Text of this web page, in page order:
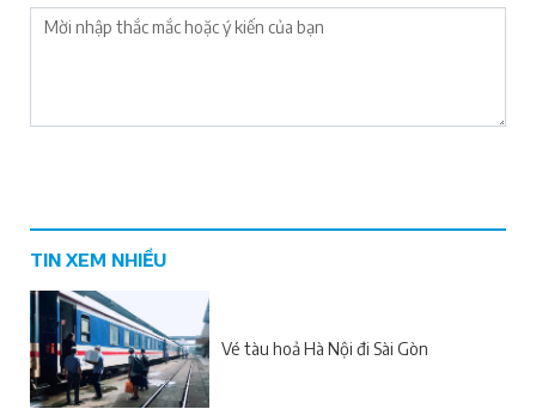
TIN XEM NHIỀU
Vé tàu hoả Hà Nội đi Sài Gòn